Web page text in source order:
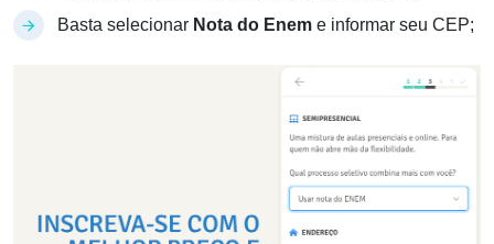
Basta selecionar Nota do Enem e informar seu CEP;